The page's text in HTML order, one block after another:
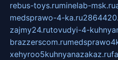
rebus-toys.ruminelab-msk.ru
medsprawo-4-ka.ru
zajmy24.rutovudyi-4-
brazzerscom.ru
xehyroo5kuhnyanazakaz.ru